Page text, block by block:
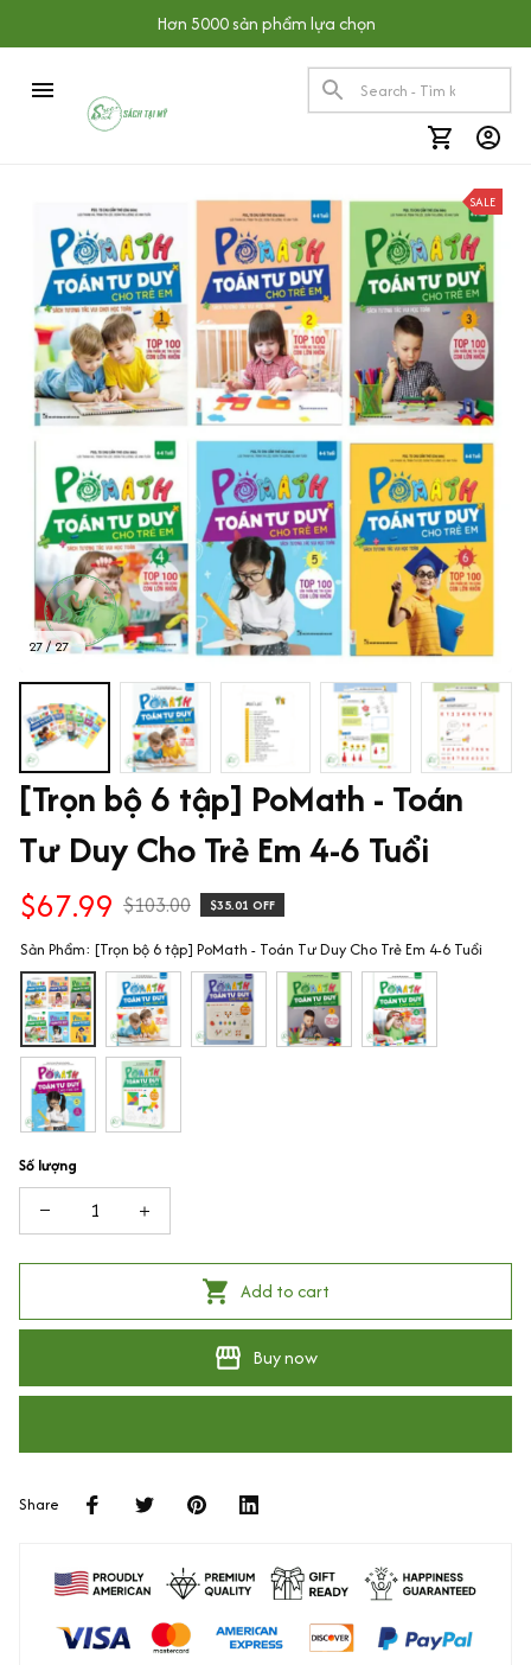
Hơn 5000 sản phẩm lựa chọn
27 / 27
SALE
[Trọn bộ 6 tập] PoMath - Toán
Tư Duy Cho Trẻ Em 4-6 Tuổi
$67.99 $103.00 $35.01 OFF
Sản Phẩm: [Trọn bộ 6 tập] PoMath - Toán Tư Duy Cho Trẻ Em 4-6 Tuổi
Số lượng
Add to cart
Buy now
Share